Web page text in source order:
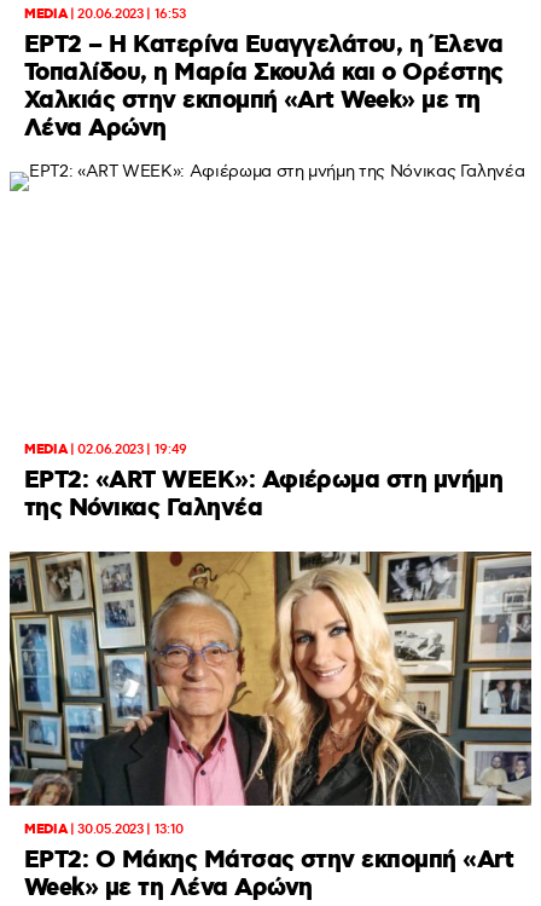
MEDIA|20.06.2023 | 16:53
ΕΡΤ2 – Η Κατερίνα Ευαγγελάτου, η Έλενα
Τοπαλίδου, η Μαρία Σκουλά και ο Ορέστης
Χαλκιάς στην εκπομπή «Art Week» με τη
Λένα Αρώνη
MEDIA|02.06.2023 | 19:49
ΕΡΤ2: «ART WEEK»: Αφιέρωμα στη μνήμη
της Νόνικας Γαληνέα
MEDIA|30.05.2023 | 13:10
ΕΡΤ2: Ο Μάκης Μάτσας στην εκπομπή «Art
Week» με τη Λένα Αρώνη